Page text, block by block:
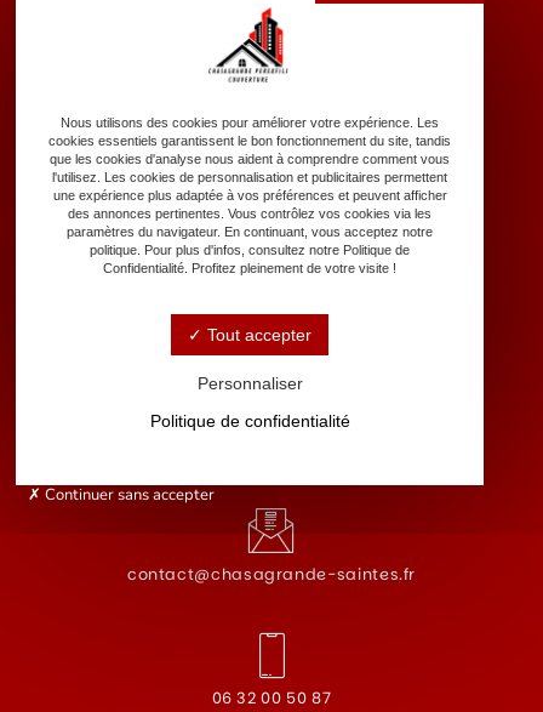
Rénovation de toiture
Nettoyage de toiture
Dépannage d’urgence
Contact
Lundi - Samedi : 7h30 - 21h
contact@chasagrande-saintes.fr
06 32 00 50 87
Nous utilisons des cookies pour améliorer votre expérience. Les
cookies essentiels garantissent le bon fonctionnement du site, tandis
que les cookies d'analyse nous aident à comprendre comment vous
l'utilisez. Les cookies de personnalisation et publicitaires permettent
une expérience plus adaptée à vos préférences et peuvent afficher
des annonces pertinentes. Vous contrôlez vos cookies via les
paramètres du navigateur. En continuant, vous acceptez notre
politique. Pour plus d'infos, consultez notre Politique de
Confidentialité. Profitez pleinement de votre visite !
Tout accepter
Personnaliser
Politique de confidentialité
Continuer sans accepter